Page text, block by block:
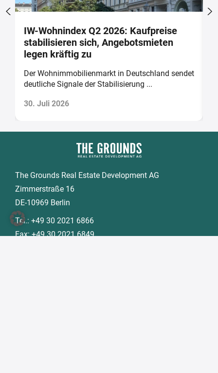
IW-Wohnindex Q2 2026: Kaufpreise
stabilisieren sich, Angebotsmieten
legen kräftig zu
Der Wohnimmobilienmarkt in Deutschland sendet
deutliche Signale der Stabilisierung ...
30. Juli 2026
The Grounds Real Estate Development AG
Zimmerstraße 16
DE-10969 Berlin
Tel.:+49 30 2021 6866
Fax:+49 30 2021 6849